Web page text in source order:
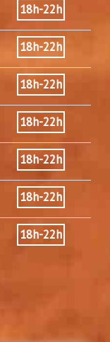
18h-22h
18h-22h
18h-22h
18h-22h
18h-22h
18h-22h
18h-22h